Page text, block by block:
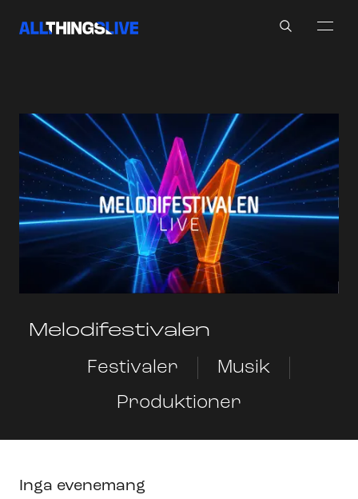
Melodifestivalen
Festivaler
Musik
Produktioner
Inga evenemang